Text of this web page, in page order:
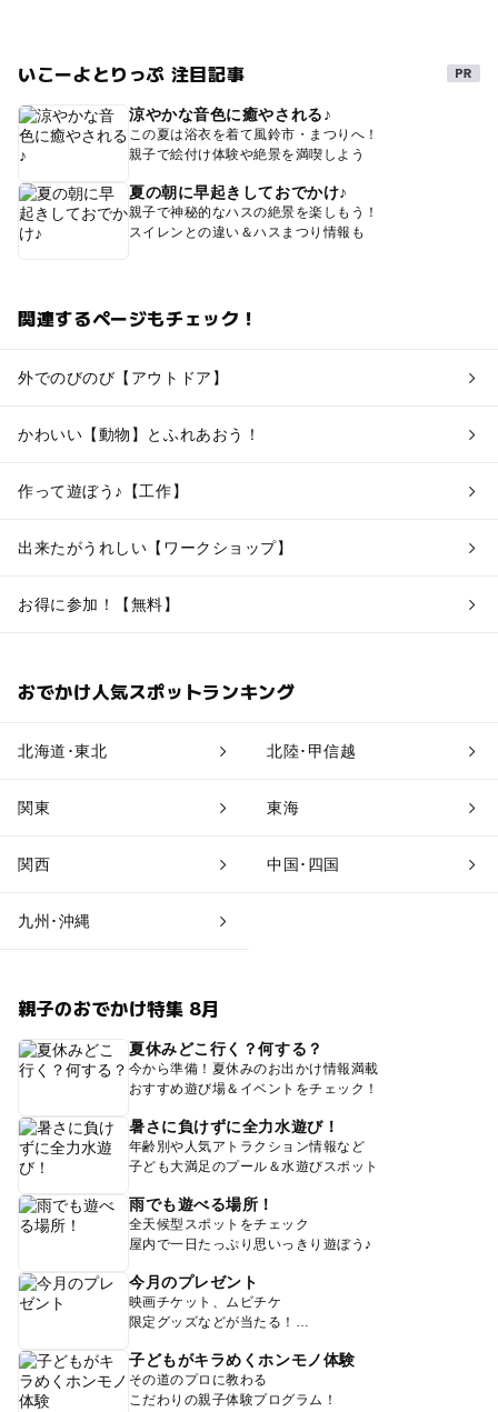
いこーよとりっぷ 注目記事
涼やかな音色に癒やされる♪
この夏は浴衣を着て風鈴市・まつりへ！
親子で絵付け体験や絶景を満喫しよう
夏の朝に早起きしておでかけ♪
親子で神秘的なハスの絶景を楽しもう！
スイレンとの違い＆ハスまつり情報も
関連するページもチェック！
外でのびのび【アウトドア】
かわいい【動物】とふれあおう！
作って遊ぼう♪【工作】
出来たがうれしい【ワークショップ】
お得に参加！【無料】
おでかけ人気スポットランキング
北海道･東北 北陸･甲信越
関東 東海
関西 中国･四国
九州･沖縄
親子のおでかけ特集 8月
夏休みどこ行く？何する？
今から準備！夏休みのお出かけ情報満載
おすすめ遊び場＆イベントをチェック！
暑さに負けずに全力水遊び！
年齢別や人気アトラクション情報など
子ども大満足のプール＆水遊びスポット
雨でも遊べる場所！
全天候型スポットをチェック
屋内で一日たっぷり思いっきり遊ぼう♪
今月のプレゼント
映画チケット、ムビチケ
限定グッズなどが当たる！
子どもがキラめくホンモノ体験
その道のプロに教わる
こだわりの親子体験プログラム！